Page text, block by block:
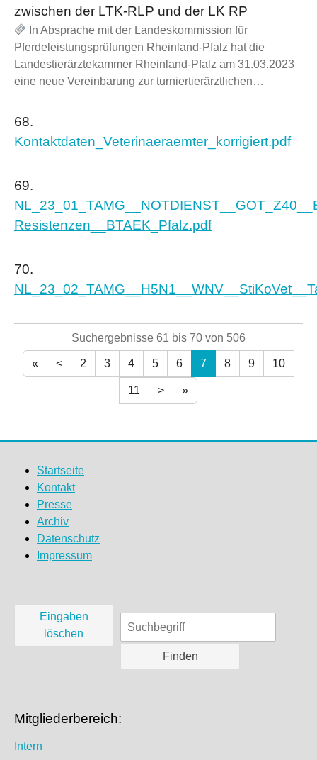
zwischen der LTK-RLP und der LK RP
In Absprache mit der Landeskommission für
Pferdeleistungsprüfungen Rheinland-Pfalz hat die
Landestierärztekammer Rheinland-Pfalz am 31.03.2023
eine neue Vereinbarung zur turniertierärztlichen…
68.
Kontaktdaten_Veterinaeraemter_korrigiert.pdf
69.
Resistenzen__BTAEK_Pfalz.pdf
70.
Suchergebnisse 61 bis 70 von 506
« < 2 3 4 5 6 7 8 9 10
11 > »
Startseite
Kontakt
Presse
Archiv
Datenschutz
Impressum
Eingaben
löschen
Mitgliederbereich:
Intern